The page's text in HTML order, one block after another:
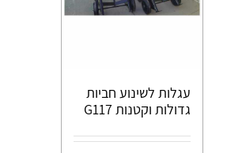
עגלות לשינוע חביות
גדולות וקטנות G117